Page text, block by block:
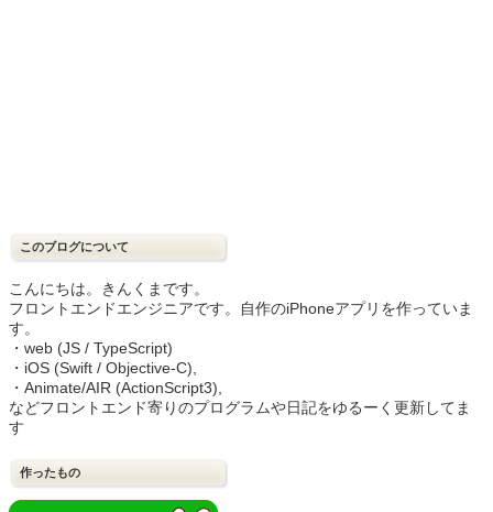
このブログについて
こんにちは。きんくまです。
フロントエンドエンジニアです。自作のiPhoneアプリを作っていま
す。
・web (JS / TypeScript)
・iOS (Swift / Objective-C),
・Animate/AIR (ActionScript3),
などフロントエンド寄りのプログラムや日記をゆるーく更新してま
す
作ったもの